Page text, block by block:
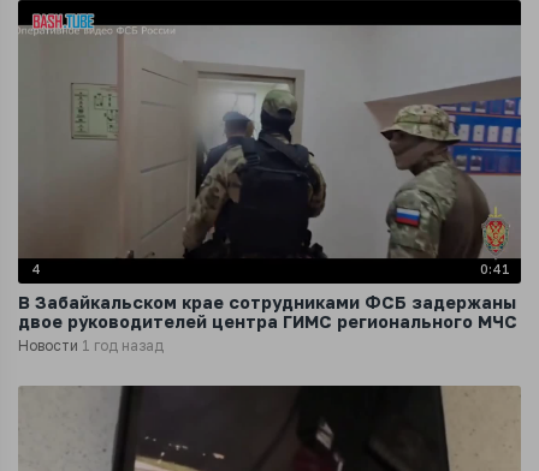
4 0:41
В Забайкальском крае сотрудниками ФСБ задержаны
двое руководителей центра ГИМС регионального МЧС
Новости 1 год назад